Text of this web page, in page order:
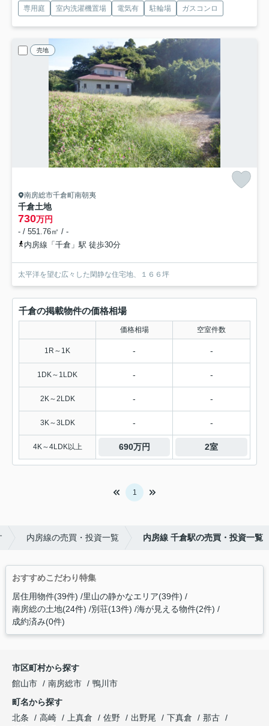
専用庭 室内洗濯機置場 電気有 駐輪場 ガスコンロ
売地
南房総市千倉町南朝夷
千倉土地
730万円
- / 551.76㎡ / -
内房線「千倉」駅 徒歩30分
太平洋を望む広々した閑静な住宅地、１６６坪
千倉の掲載物件の価格相場
価格相場 空室件数
1R～1K - -
1DK～1LDK - -
2K～2LDK - -
3K～3LDK - -
4K～4LDK以上 690万円 2室
1
内房線の売買・投資一覧 内房線 千倉駅の売買・投資一覧
おすすめこだわり特集
居住用物件(39件) 里山の静かなエリア(39件)
南房総の土地(24件) 別荘(13件) 海が見える物件(2件)
成約済み(0件)
市区町村から探す
館山市
南房総市
鴨川市
町名から探す
北条
高崎 上真倉 佐野 出野尾 下真倉
那古